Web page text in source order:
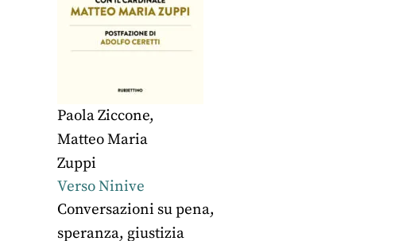
Paola Ziccone,
Matteo Maria
Zuppi
Verso Ninive
Conversazioni su pena,
speranza, giustizia